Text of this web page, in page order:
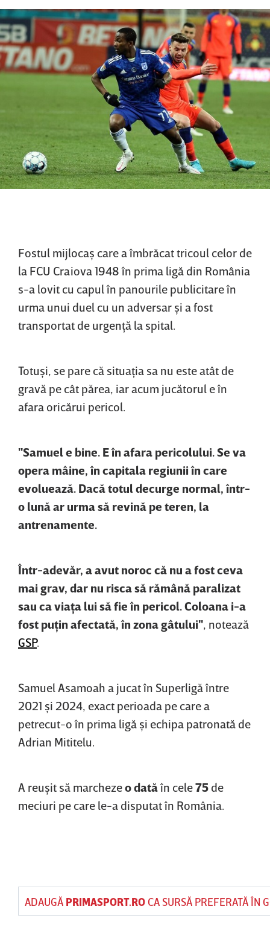
Fostul mijlocaş care a îmbrăcat tricoul celor de
la FCU Craiova 1948 în prima ligă din România
s-a lovit cu capul în panourile publicitare în
urma unui duel cu un adversar şi a fost
transportat de urgenţă la spital.
Totuşi, se pare că situaţia sa nu este atât de
gravă pe cât părea, iar acum jucătorul e în
afara oricărui pericol.
"Samuel e bine. E în afara pericolului. Se va
opera mâine, în capitala regiunii în care
evoluează. Dacă totul decurge normal, într-
o lună ar urma să revină pe teren, la
antrenamente.
Într-adevăr, a avut noroc că nu a fost ceva
mai grav, dar nu risca să rămână paralizat
sau ca viaţa lui să fie în pericol. Coloana i-a
fost puţin afectată, în zona gâtului", notează
GSP.
Samuel Asamoah a jucat în Superligă între
2021 şi 2024, exact perioada pe care a
petrecut-o în prima ligă şi echipa patronată de
Adrian Mititelu.
A reuşit să marchezeo datăîn cele75 de
meciuri pe care le-a disputat în România.
ADAUGĂ PRIMASPORT.ROCA SURSĂ PREFERATĂ ÎN